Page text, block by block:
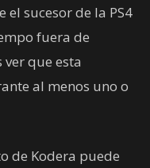
sucesor de la PS4
fuera de
que esta
al menos uno o
de Kodera puede